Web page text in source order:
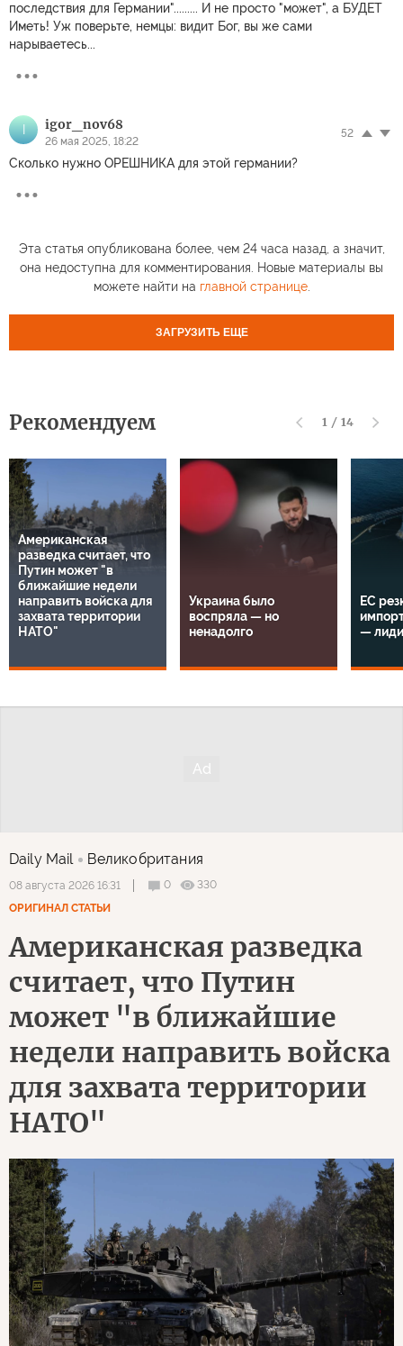
последствия для Германии"......... И не просто "может", а БУДЕТ
Иметь! Уж поверьте, немцы: видит Бог, вы же сами
нарываетесь...
I igor_nov68
26 мая 2025, 18:22
52
Сколько нужно ОРЕШНИКА для этой германии?
Эта статья опубликована более, чем 24 часа назад, а значит,
она недоступна для комментирования. Новые материалы вы
можете найти на главной странице.
ЗАГРУЗИТЬ ЕЩЕ
Рекомендуем 1 / 14
Американская
разведка считает, что
Путин может "в
ближайшие недели
направить войска для
захвата территории
НАТО"
Украина было
воспряла — но
ненадолго
ЕС
—
Daily Mail Великобритания
08 августа 2026 16:31 0
330
ОРИГИНАЛ СТАТЬИ
Американская разведка
считает, что Путин
может "в ближайшие
недели направить войска
для захвата территории
НАТО"